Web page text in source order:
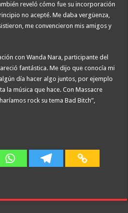
reveló cómo fue su incorporación
no acepté. Me daba vergüenza,
me convencieron mis amigos y
con Wanda Nara, participante del
fantástica. Me dijo que conocía mi
día hacer algo juntos, por ejemplo
la música que hace. Con Massacre
rock su tema Bad Bitch”,